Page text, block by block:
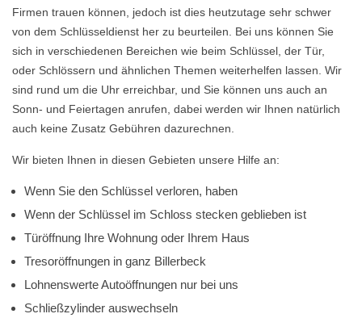
Firmen trauen können, jedoch ist dies heutzutage sehr schwer
von dem Schlüsseldienst her zu beurteilen. Bei uns können Sie
sich in verschiedenen Bereichen wie beim Schlüssel, der Tür,
oder Schlössern und ähnlichen Themen weiterhelfen lassen. Wir
sind rund um die Uhr erreichbar, und Sie können uns auch an
Sonn- und Feiertagen anrufen, dabei werden wir Ihnen natürlich
auch keine Zusatz Gebühren dazurechnen.
Wir bieten Ihnen in diesen Gebieten unsere Hilfe an:
Wenn Sie den Schlüssel verloren, haben
Wenn der Schlüssel im Schloss stecken geblieben ist
Türöffnung Ihre Wohnung oder Ihrem Haus
Tresoröffnungen in ganz Billerbeck
Lohnenswerte Autoöffnungen nur bei uns
Schließzylinder auswechseln